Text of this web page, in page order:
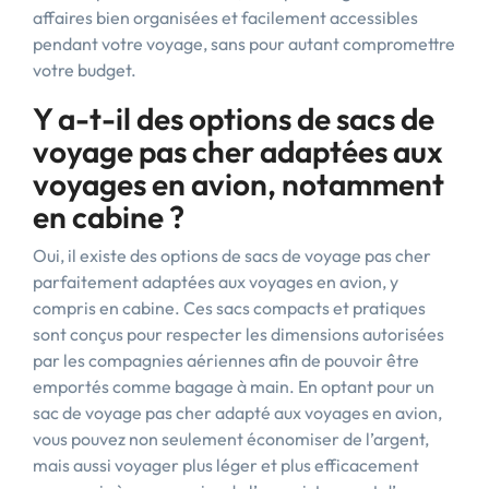
affaires bien organisées et facilement accessibles
pendant votre voyage, sans pour autant compromettre
votre budget.
Y a-t-il des options de sacs de
voyage pas cher adaptées aux
voyages en avion, notamment
en cabine ?
Oui, il existe des options de sacs de voyage pas cher
parfaitement adaptées aux voyages en avion, y
compris en cabine. Ces sacs compacts et pratiques
sont conçus pour respecter les dimensions autorisées
par les compagnies aériennes afin de pouvoir être
emportés comme bagage à main. En optant pour un
sac de voyage pas cher adapté aux voyages en avion,
vous pouvez non seulement économiser de l’argent,
mais aussi voyager plus léger et plus efficacement